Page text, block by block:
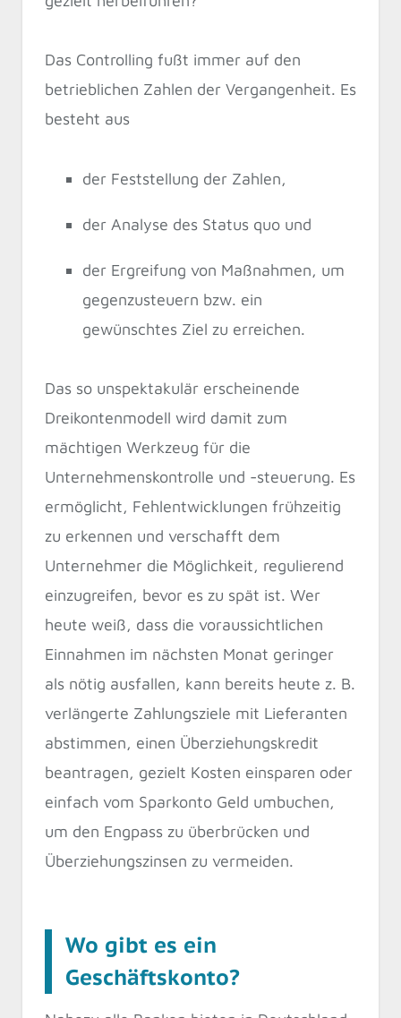
Das Controlling fußt immer auf den
betrieblichen Zahlen der Vergangenheit. Es
besteht aus
der Feststellung der Zahlen,
der Analyse des Status quo und
der Ergreifung von Maßnahmen, um
gegenzusteuern bzw. ein
gewünschtes Ziel zu erreichen.
Das so unspektakulär erscheinende
Dreikontenmodell wird damit zum
mächtigen Werkzeug für die
Unternehmenskontrolle und -steuerung. Es
ermöglicht, Fehlentwicklungen frühzeitig
zu erkennen und verschafft dem
Unternehmer die Möglichkeit, regulierend
einzugreifen, bevor es zu spät ist. Wer
heute weiß, dass die voraussichtlichen
Einnahmen im nächsten Monat geringer
als nötig ausfallen, kann bereits heute z. B.
verlängerte Zahlungsziele mit Lieferanten
abstimmen, einen Überziehungskredit
beantragen, gezielt Kosten einsparen oder
einfach vom Sparkonto Geld umbuchen,
um den Engpass zu überbrücken und
Überziehungszinsen zu vermeiden.
Wo gibt es ein
Geschäftskonto?